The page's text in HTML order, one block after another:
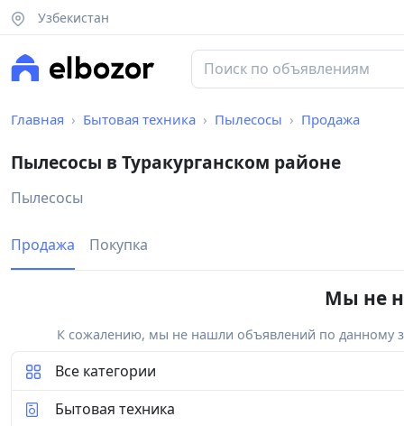
Узбекистан
Главная Бытовая техника Пылесосы Продажа
Пылесосы в Туракурганском районе
Пылесосы
Продажа Покупка
Мы не
К сожалению, мы не нашли объявлений по данному
Все категории
Бытовая техника